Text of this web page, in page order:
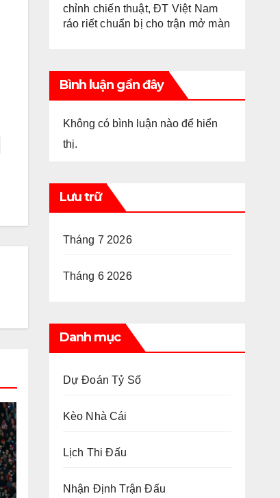
chỉnh chiến thuật, ĐT Việt Nam
ráo riết chuẩn bị cho trận mở màn
Bình luận gần đây
Không có bình luận nào để hiển
thị.
Lưu trữ
Tháng 7 2026
Tháng 6 2026
Danh mục
Dự Đoán Tỷ Số
Kèo Nhà Cái
Lịch Thi Đấu
Nhận Định Trận Đấu